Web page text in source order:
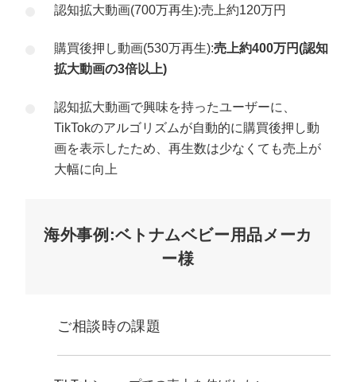
認知拡大動画(700万再生):売上約120万円
購買後押し動画(530万再生):売上約400万円(認知
拡大動画の3倍以上)
認知拡大動画で興味を持ったユーザーに、
TikTokのアルゴリズムが自動的に購買後押し動
画を表示したため、再生数は少なくても売上が
大幅に向上
海外事例:ベトナムベビー用品メーカ
ー様
ご相談時の課題